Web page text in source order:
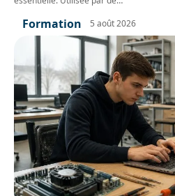
Formation 5 août 2026